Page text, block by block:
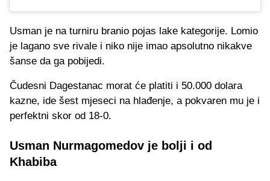
Usman je na turniru branio pojas lake kategorije. Lomio
je lagano sve rivale i niko nije imao apsolutno nikakve
šanse da ga pobijedi.
Čudesni Dagestanac morat će platiti i 50.000 dolara
kazne, ide šest mjeseci na hlađenje, a pokvaren mu je i
perfektni skor od 18-0.
Usman Nurmagomedov je bolji i od
Khabiba